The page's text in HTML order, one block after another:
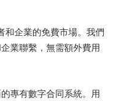
企業的免費市場。 我們
業聯繫，無需額外費用
專有數字合同系統。 用